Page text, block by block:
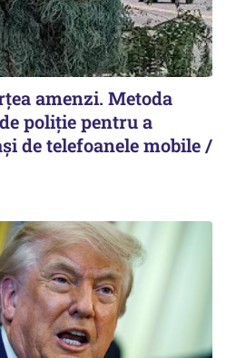
amenzi. Metoda
poliție pentru a
de telefoanele mobile /